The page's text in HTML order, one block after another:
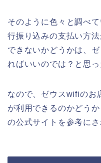
そのように色々と調べ
行振り込みの支払い方
できないかどうかは、
ればいいのでは？と思っ
なので、ゼウスwifiのお
が利用できるのかどう
の公式サイトを参考にさ